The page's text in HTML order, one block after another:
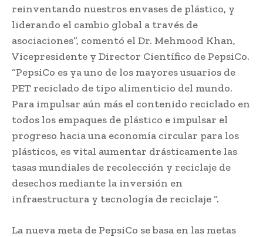
reinventando nuestros envases de plástico, y
liderando el cambio global a través de
asociaciones”, comentó el Dr. Mehmood Khan,
Vicepresidente y Director Científico de PepsiCo.
“PepsiCo es ya uno de los mayores usuarios de
PET reciclado de tipo alimenticio del mundo.
Para impulsar aún más el contenido reciclado en
todos los empaques de plástico e impulsar el
progreso hacia una economía circular para los
plásticos, es vital aumentar drásticamente las
tasas mundiales de recolección y reciclaje de
desechos mediante la inversión en
infraestructura y tecnología de reciclaje “.
La nueva meta de PepsiCo se basa en las metas